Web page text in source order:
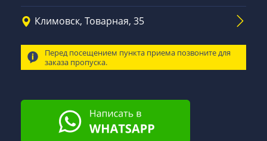
Климовск, Товарная, 35
Перед посещением пункта приема позвоните для
заказа пропуска.